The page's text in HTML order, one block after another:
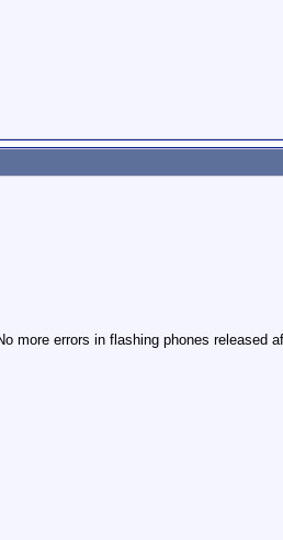
more errors in flashing phones released